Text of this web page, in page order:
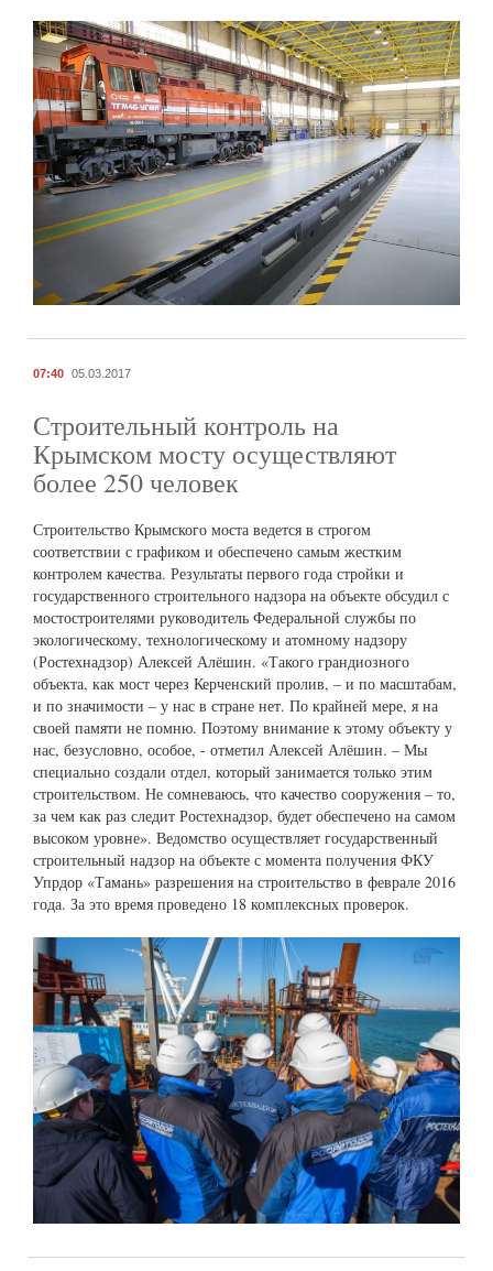
07:40 05.03.2017
Строительный контроль на
Крымском мосту осуществляют
более 250 человек
Строительство Крымского моста ведется в строгом
соответствии с графиком и обеспечено самым жестким
контролем качества. Результаты первого года стройки и
государственного строительного надзора на объекте обсудил с
мостостроителями руководитель Федеральной службы по
экологическому, технологическому и атомному надзору
(Ростехнадзор) Алексей Алёшин. «Такого грандиозного
объекта, как мост через Керченский пролив, – и по масштабам,
и по значимости – у нас в стране нет. По крайней мере, я на
своей памяти не помню. Поэтому внимание к этому объекту у
нас, безусловно, особое, - отметил Алексей Алёшин. – Мы
специально создали отдел, который занимается только этим
строительством. Не сомневаюсь, что качество сооружения – то,
за чем как раз следит Ростехнадзор, будет обеспечено на самом
высоком уровне». Ведомство осуществляет государственный
строительный надзор на объекте с момента получения ФКУ
Упрдор «Тамань» разрешения на строительство в феврале 2016
года. За это время проведено 18 комплексных проверок.